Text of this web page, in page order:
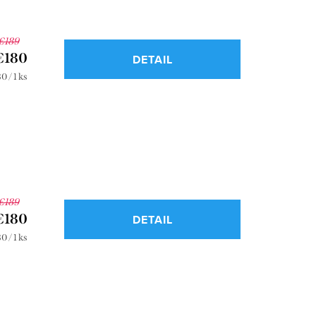
/ 1 ks
DETAIL
/ 1 ks
DETAIL